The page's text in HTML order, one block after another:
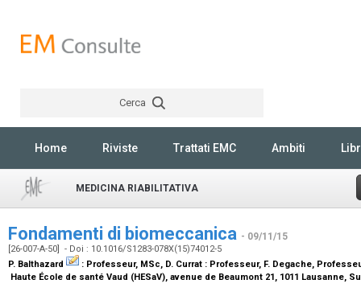
Cerca
Home Riviste Trattati EMC Ambiti
MEDICINA RIABILITATIVA
Fondamenti di biomeccanica - 09/11/15
[26-007-A-50] - Doi : 10.1016/S1283-078X(15)74012-5
P. Balthazard
: Professeur, MSc, D. Currat : Professeur, F. Degache,
Haute École de santé Vaud (HESaV), avenue de Beaumont 21, 1011 Lausanne,